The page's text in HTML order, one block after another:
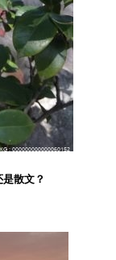
散文？